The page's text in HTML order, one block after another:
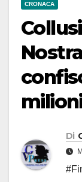
CRONACA
Di